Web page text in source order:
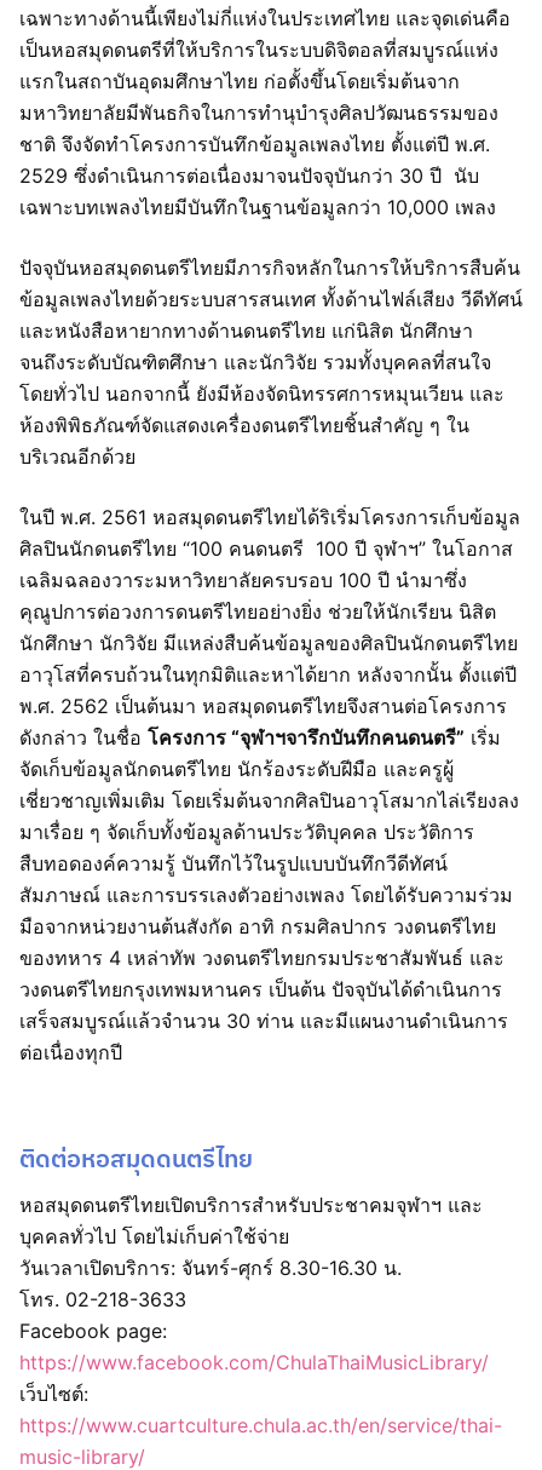
เฉพาะทางด้านนี้เพียงไม่กี่แห่งในประเทศไทย และจุดเด่นคือ
เป็นหอสมุดดนตรีที่ให้บริการในระบบดิจิตอลที่สมบูรณ์แห่ง
แรกในสถาบันอุดมศึกษาไทย ก่อตั้งขึ้นโดยเริ่มต้นจาก
มหาวิทยาลัยมีพันธกิจในการทำนุบำรุงศิลปวัฒนธรรมของ
ชาติ จึงจัดทำโครงการบันทึกข้อมูลเพลงไทย ตั้งแต่ปี พ.ศ.
2529 ซึ่งดำเนินการต่อเนื่องมาจนปัจจุบันกว่า 30 ปี นับ
เฉพาะบทเพลงไทยมีบันทึกในฐานข้อมูลกว่า 10,000 เพลง
ปัจจุบันหอสมุดดนตรีไทยมีภารกิจหลักในการให้บริการสืบค้น
ข้อมูลเพลงไทยด้วยระบบสารสนเทศ ทั้งด้านไฟล์เสียง วีดีทัศน์
และหนังสือหายากทางด้านดนตรีไทย แก่นิสิต นักศึกษา
จนถึงระดับบัณฑิตศึกษา และนักวิจัย รวมทั้งบุคคลที่สนใจ
โดยทั่วไป นอกจากนี้ ยังมีห้องจัดนิทรรศการหมุนเวียน และ
ห้องพิพิธภัณฑ์จัดแสดงเครื่องดนตรีไทยชิ้นสำคัญ ๆ ใน
บริเวณอีกด้วย
ในปี พ.ศ. 2561 หอสมุดดนตรีไทยได้ริเริ่มโครงการเก็บข้อมูล
ศิลปินนักดนตรีไทย “100 คนดนตรี 100 ปี จุฬาฯ” ในโอกาส
เฉลิมฉลองวาระมหาวิทยาลัยครบรอบ 100 ปี นำมาซึ่ง
คุณูปการต่อวงการดนตรีไทยอย่างยิ่ง ช่วยให้นักเรียน นิสิต
นักศึกษา นักวิจัย มีแหล่งสืบค้นข้อมูลของศิลปินนักดนตรีไทย
อาวุโสที่ครบถ้วนในทุกมิติและหาได้ยาก หลังจากนั้น ตั้งแต่ปี
พ.ศ. 2562 เป็นต้นมา หอสมุดดนตรีไทยจึงสานต่อโครงการ
ดังกล่าว ในชื่อ โครงการ “จุฬาฯจารึกบันทึกคนดนตรี” เริ่ม
จัดเก็บข้อมูลนักดนตรีไทย นักร้องระดับฝีมือ และครูผู้
เชี่ยวชาญเพิ่มเติม โดยเริ่มต้นจากศิลปินอาวุโสมากไล่เรียงลง
มาเรื่อย ๆ จัดเก็บทั้งข้อมูลด้านประวัติบุคคล ประวัติการ
สืบทอดองค์ความรู้ บันทึกไว้ในรูปแบบบันทึกวีดีทัศน์
สัมภาษณ์ และการบรรเลงตัวอย่างเพลง โดยได้รับความร่วม
มือจากหน่วยงานต้นสังกัด อาทิ กรมศิลปากร วงดนตรีไทย
ของทหาร 4 เหล่าทัพ วงดนตรีไทยกรมประชาสัมพันธ์ และ
วงดนตรีไทยกรุงเทพมหานคร เป็นต้น ปัจจุบันได้ดำเนินการ
เสร็จสมบูรณ์แล้วจำนวน 30 ท่าน และมีแผนงานดำเนินการ
ต่อเนื่องทุกปี
ติดต่อหอสมุดดนตรีไทย
หอสมุดดนตรีไทยเปิดบริการสำหรับประชาคมจุฬาฯ และ
บุคคลทั่วไป โดยไม่เก็บค่าใช้จ่าย
วันเวลาเปิดบริการ: จันทร์-ศุกร์ 8.30-16.30 น.
โทร. 02-218-3633
Facebook page:
https://www.facebook.com/ChulaThaiMusicLibrary/
เว็บไซต์:
https://www.cuartculture.chula.ac.th/en/service/thai-
music-library/